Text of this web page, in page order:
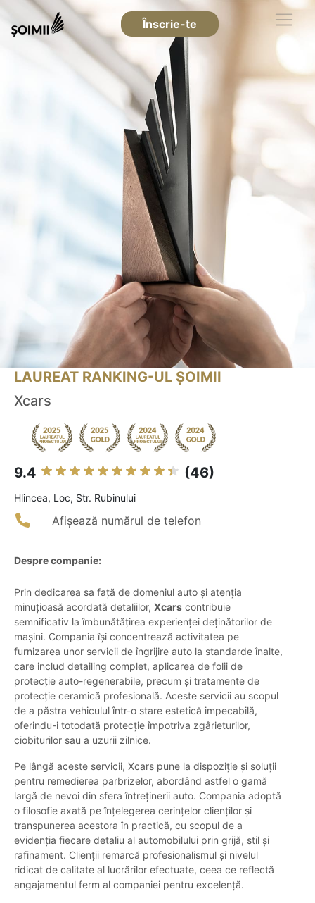
Înscrie-te
LAUREAT RANKING-UL ȘOIMII
Xcars
9.4 (46)
Hlincea, Loc, Str. Rubinului
Afișează numărul de telefon
Despre companie:
Prin dedicarea sa față de domeniul auto și atenția
minuțioasă acordată detaliilor, Xcars contribuie
semnificativ la îmbunătățirea experienței deținătorilor de
mașini. Compania își concentrează activitatea pe
furnizarea unor servicii de îngrijire auto la standarde înalte,
care includ detailing complet, aplicarea de folii de
protecție auto-regenerabile, precum și tratamente de
protecție ceramică profesională. Aceste servicii au scopul
de a păstra vehiculul într-o stare estetică impecabilă,
oferindu-i totodată protecție împotriva zgârieturilor,
ciobiturilor sau a uzurii zilnice.
Pe lângă aceste servicii, Xcars pune la dispoziție și soluții
pentru remedierea parbrizelor, abordând astfel o gamă
largă de nevoi din sfera întreținerii auto. Compania adoptă
o filosofie axată pe înțelegerea cerințelor clienților și
transpunerea acestora în practică, cu scopul de a
evidenția fiecare detaliu al automobilului prin grijă, stil și
rafinament. Clienții remarcă profesionalismul și nivelul
ridicat de calitate al lucrărilor efectuate, ceea ce reflectă
angajamentul ferm al companiei pentru excelență.